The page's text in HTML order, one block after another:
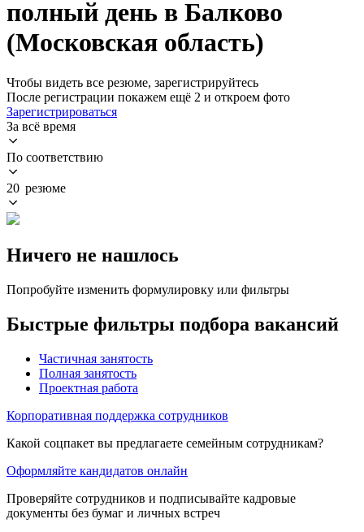
полный день в Балково
(Московская область)
Чтобы видеть все резюме, зарегистрируйтесь
После регистрации покажем ещё 2 и откроем фото
Зарегистрироваться
За всё время
По соответствию
20 резюме
Ничего не нашлось
Попробуйте изменить формулировку или фильтры
Быстрые фильтры подбора вакансий
Частичная занятость
Полная занятость
Проектная работа
Корпоративная поддержка сотрудников
Какой соцпакет вы предлагаете семейным сотрудникам?
Оформляйте кандидатов онлайн
Проверяйте сотрудников и подписывайте кадровые
документы без бумаг и личных встреч